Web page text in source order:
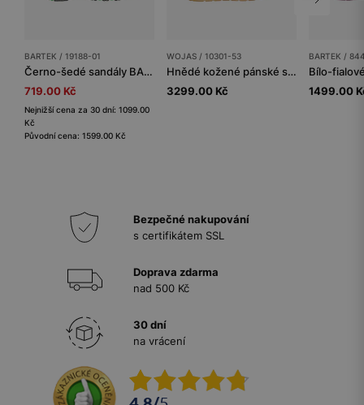
BARTEK / 19188-01
Černo-šedé sandály BARTEK se zelenými vložkami 19188-01
719.00 Kč
Nejnižší cena za 30 dní: 1099.00
Kč
Původní cena: 1599.00 Kč
WOJAS / 10301-53
Hnědé kožené pánské sneakers s tmavěmodrou vsadkou
3299.00 Kč
BARTEK /
1499.00
Bezpečné nakupování
s certifikátem SSL
Doprava zdarma
nad 500 Kč
30 dní
na vrácení